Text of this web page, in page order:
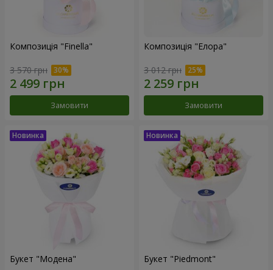
Композиція "Finella"
3 570 грн
Замовити
Композиція "Елора"
3 012 грн
Замовити
Букет "Модена" Букет "Piedmont"